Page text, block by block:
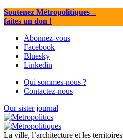
Soutenez Métropolitiques–
faites un don !
Abonnez-vous
Facebook
Bluesky
Linkedin
Qui sommes-nous ?
Contactez-nous
Our sister journal
La ville, l’architecture et les territoires